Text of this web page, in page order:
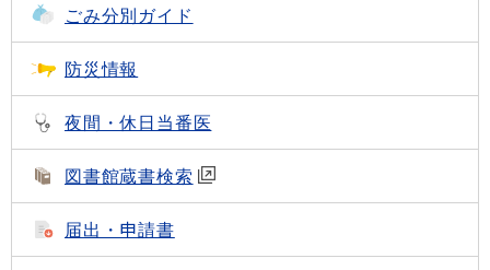
ごみ分別ガイド
防災情報
夜間・休日当番医
図書館蔵書検索
届出・申請書